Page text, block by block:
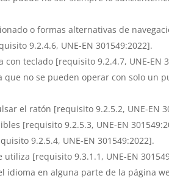
o formas alternativas de
9.2.4.6, UNE-EN 301549:2022].
teclado [requisito 9.2.4.7, UNE-EN
no se pueden operar con solo un
el ratón [requisito 9.2.5.2, UNE-EN
[requisito 9.2.5.3, UNE-EN
9.2.5.4, UNE-EN 301549:2022].
[requisito 9.3.1.1, UNE-EN
en alguna parte de la página